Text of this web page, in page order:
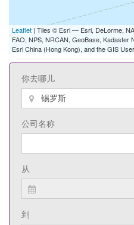
Leaflet | Tiles © Esri — Esri, DeLorme,
FAO, NPS, NRCAN, GeoBase, Kadaster
Esri China (Hong Kong), and the GIS
你去哪儿
公司名称
从
到